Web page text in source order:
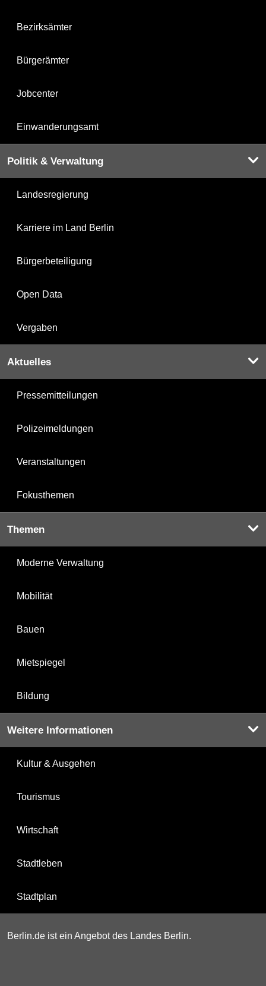
Bezirksämter
Bürgerämter
Jobcenter
Einwanderungsamt
Politik & Verwaltung
Landesregierung
Karriere im Land Berlin
Bürgerbeteiligung
Open Data
Vergaben
Aktuelles
Pressemitteilungen
Polizeimeldungen
Veranstaltungen
Fokusthemen
Themen
Moderne Verwaltung
Mobilität
Bauen
Mietspiegel
Bildung
Weitere Informationen
Kultur & Ausgehen
Tourismus
Wirtschaft
Stadtleben
Stadtplan
Berlin.de ist ein Angebot des Landes Berlin.